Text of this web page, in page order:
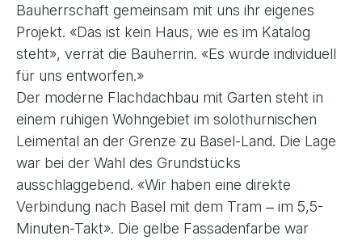
Bauherrschaft gemeinsam mit uns ihr eigenes
Projekt. «Das ist kein Haus, wie es im Katalog
steht», verrät die Bauherrin. «Es wurde individuell
für uns entworfen.»
Der moderne Flachdachbau mit Garten steht in
einem ruhigen Wohngebiet im solothurnischen
Leimental an der Grenze zu Basel-Land. Die Lage
war bei der Wahl des Grundstücks
ausschlaggebend. «Wir haben eine direkte
Verbindung nach Basel mit dem Tram ‒ im 5,5-
Minuten-Takt». Die gelbe Fassadenfarbe war